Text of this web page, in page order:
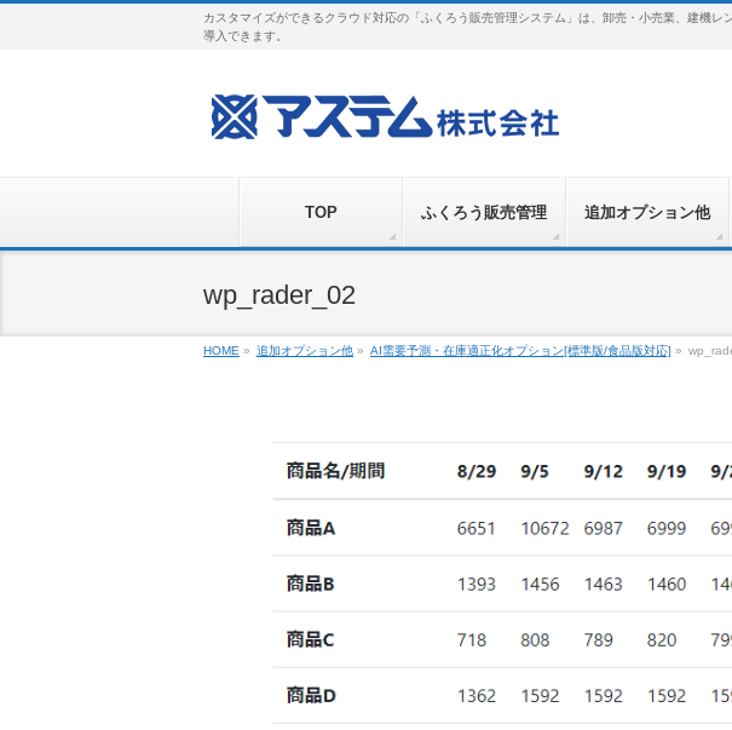
カスタマイズができるクラウド対応の「ふくろう販売管理システム」は、卸売・小売業、建機
導入できます。
TOP ふくろう販売管理 追加オプション他
wp_rader_02
HOME » 追加オプション他 » AI需要予測・在庫適正化オプション[標準版/食品版対応] »